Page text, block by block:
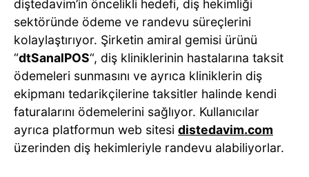
diştedavim’in öncelikli hedefi, diş hekimliği
sektöründe ödeme ve randevu süreçlerini
kolaylaştırıyor. Şirketin amiral gemisi ürünü
“dtSanalPOS“, diş kliniklerinin hastalarına taksit
ödemeleri sunmasını ve ayrıca kliniklerin diş
ekipmanı tedarikçilerine taksitler halinde kendi
faturalarını ödemelerini sağlıyor. Kullanıcılar
ayrıca platformun web sitesi distedavim.com
üzerinden diş hekimleriyle randevu alabiliyorlar.